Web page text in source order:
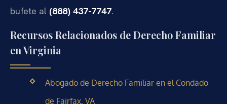
bufete al (888) 437-7747.
Recursos Relacionados de Derecho Familiar
en Virginia
Abogado de Derecho Familiar en el Condado
de Fairfax, VA